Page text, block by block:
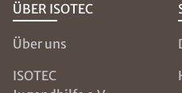
ÜBER ISOTEC
Über uns
ISOTEC